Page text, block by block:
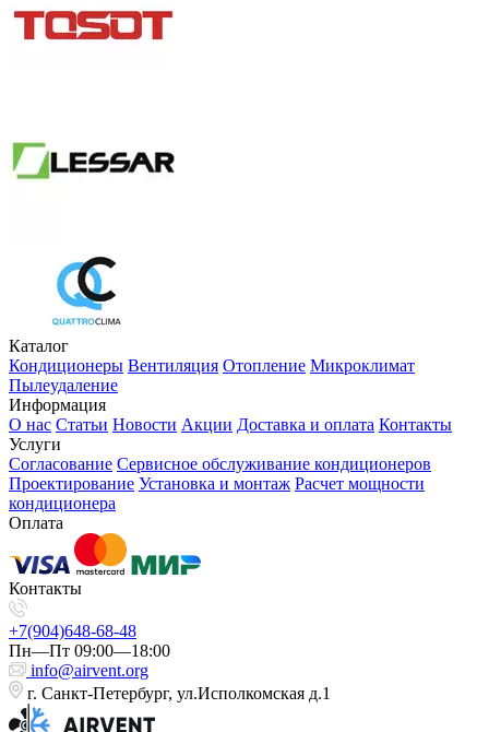
Каталог
Кондиционеры Вентиляция Отопление Микроклимат
Пылеудаление
Информация
О нас Статьи Новости Акции Доставка и оплата Контакты
Услуги
Согласование Сервисное обслуживание кондиционеров
Проектирование Установка и монтаж Расчет мощности
кондиционера
Оплата
Контакты
+7(904)648-68-48
Пн—Пт 09:00—18:00
info@airvent.org
г. Санкт-Петербург, ул.Исполкомская д.1